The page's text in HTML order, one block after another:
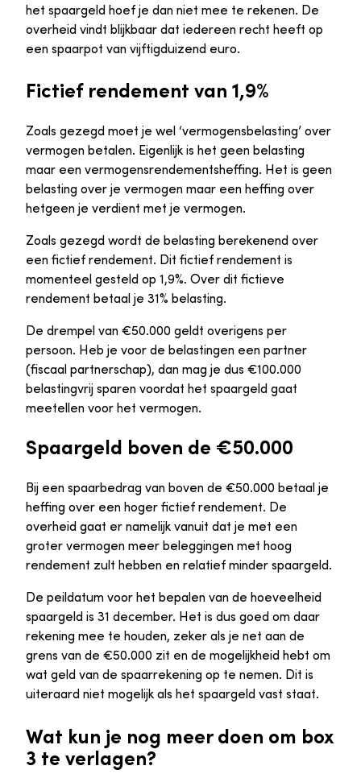
het spaargeld hoef je dan niet mee te rekenen. De
overheid vindt blijkbaar dat iedereen recht heeft op
een spaarpot van vijftigduizend euro.
Fictief rendement van 1,9%
Zoals gezegd moet je wel ‘vermogensbelasting’ over
vermogen betalen. Eigenlijk is het geen belasting
maar een vermogensrendementsheffing. Het is geen
belasting over je vermogen maar een heffing over
hetgeen je verdient met je vermogen.
Zoals gezegd wordt de belasting berekenend over
een fictief rendement. Dit fictief rendement is
momenteel gesteld op 1,9%. Over dit fictieve
rendement betaal je 31% belasting.
De drempel van €50.000 geldt overigens per
persoon. Heb je voor de belastingen een partner
(fiscaal partnerschap), dan mag je dus €100.000
belastingvrij sparen voordat het spaargeld gaat
meetellen voor het vermogen.
Spaargeld boven de €50.000
Bij een spaarbedrag van boven de €50.000 betaal je
heffing over een hoger fictief rendement. De
overheid gaat er namelijk vanuit dat je met een
groter vermogen meer beleggingen met hoog
rendement zult hebben en relatief minder spaargeld.
De peildatum voor het bepalen van de hoeveelheid
spaargeld is 31 december. Het is dus goed om daar
rekening mee te houden, zeker als je net aan de
grens van de €50.000 zit en de mogelijkheid hebt om
wat geld van de spaarrekening op te nemen. Dit is
uiteraard niet mogelijk als het spaargeld vast staat.
Wat kun je nog meer doen om box
3 te verlagen?